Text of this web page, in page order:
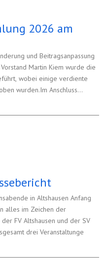
2026 am
und Beitragsanpassung
Martin Kiem wurde die
wobei einige verdiente
wurden.Im Anschluss...
in Altshausen Anfang
alles im Zeichen der
FV Altshausen und der SV
drei Veranstaltunge